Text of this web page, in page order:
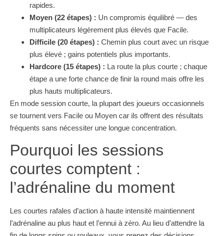
rapides.
Moyen (22 étapes) : Un compromis équilibré — des
multiplicateurs légèrement plus élevés que Facile.
Difficile (20 étapes) : Chemin plus court avec un risque
plus élevé ; gains potentiels plus importants.
Hardcore (15 étapes) : La route la plus courte ; chaque
étape a une forte chance de finir la round mais offre les
plus hauts multiplicateurs.
En mode session courte, la plupart des joueurs occasionnels
se tournent vers Facile ou Moyen car ils offrent des résultats
fréquents sans nécessiter une longue concentration.
Pourquoi les sessions
courtes comptent :
l’adrénaline du moment
Les courtes rafales d’action à haute intensité maintiennent
l’adrénaline au plus haut et l’ennui à zéro. Au lieu d’attendre la